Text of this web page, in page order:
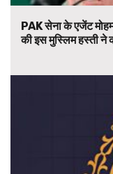
PAK सेना के एजेंट
की इस मुस्लिम हस्ती ने